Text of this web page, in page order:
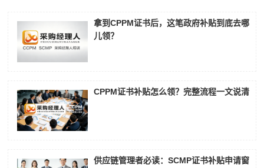
拿到CPPM证书后，这笔政府补贴到底去哪
儿领？
CPPM证书补贴怎么领？完整流程一文说清
供应链管理者必读：SCMP证书补贴申请窗